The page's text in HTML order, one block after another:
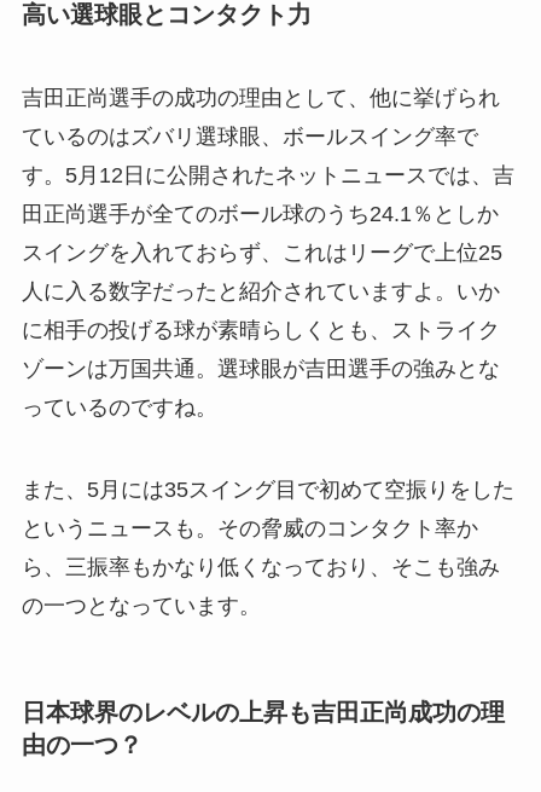
高い選球眼とコンタクト力
吉田正尚選手の成功の理由として、他に挙げられ
ているのはズバリ選球眼、ボールスイング率で
す。5月12日に公開されたネットニュースでは、吉
田正尚選手が全てのボール球のうち24.1％としか
スイングを入れておらず、これはリーグで上位25
人に入る数字だったと紹介されていますよ。いか
に相手の投げる球が素晴らしくとも、ストライク
ゾーンは万国共通。選球眼が吉田選手の強みとな
っているのですね。
また、5月には35スイング目で初めて空振りをした
というニュースも。その脅威のコンタクト率か
ら、三振率もかなり低くなっており、そこも強み
の一つとなっています。
日本球界のレベルの上昇も吉田正尚成功の理
由の一つ？